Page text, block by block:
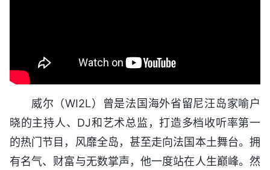
威尔（WI2L）曾是法国海外省留尼汪岛家喻户
晓的主持人、DJ和艺术总监，打造多档收听率第一
的热门节目，风靡全岛，甚至走向法国本土舞台。拥
有名气、财富与无数掌声，他一度站在人生巅峰。然